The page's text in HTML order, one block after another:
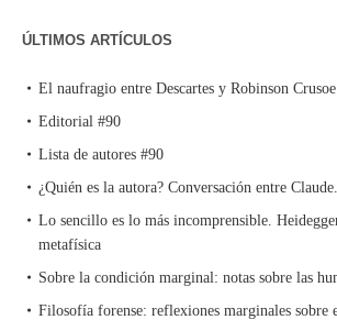
ÚLTIMOS ARTÍCULOS
El naufragio entre Descartes y Robinson
Editorial #90
Lista de autores #90
¿Quién es la autora? Conversación entre
Lo sencillo es lo más incomprensible.
metafísica
Sobre la condición marginal: notas sobre las
Filosofía forense: reflexiones marginales sobre